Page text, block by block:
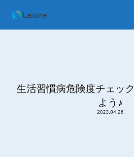
生活習慣病危険度チェッ
よう♪
2023.04.26